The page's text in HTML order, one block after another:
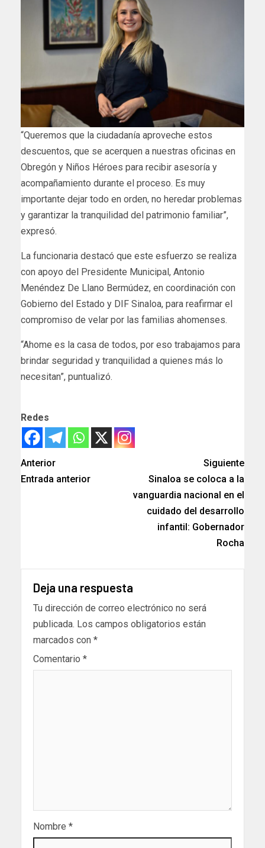
“Queremos que la ciudadanía aproveche estos
descuentos, que se acerquen a nuestras oficinas en
Obregón y Niños Héroes para recibir asesoría y
acompañamiento durante el proceso. Es muy
importante dejar todo en orden, no heredar problemas
y garantizar la tranquilidad del patrimonio familiar”,
expresó.
La funcionaria destacó que este esfuerzo se realiza
con apoyo del Presidente Municipal, Antonio
Menéndez De Llano Bermúdez, en coordinación con
Gobierno del Estado y DIF Sinaloa, para reafirmar el
compromiso de velar por las familias ahomenses.
“Ahome es la casa de todos, por eso trabajamos para
brindar seguridad y tranquilidad a quienes más lo
necesitan”, puntualizó.
Redes
Anterior
Entrada anterior
Siguiente
Sinaloa se coloca a la
vanguardia nacional en el
cuidado del desarrollo
infantil: Gobernador
Rocha
Deja una respuesta
Tu dirección de correo electrónico no será
publicada. Los campos obligatorios están
marcados con *
Comentario *
Nombre *